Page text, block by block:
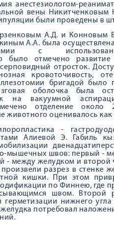
анестезиологом-
вены
были проведены в
А.Д. и Конновым
А.А. была
с
было отмечено
отросток.
кровоточивость,
бригадой
оболочка была
на вакуумной
отделение
животного оценивалось как
-
Алиевой Э. Габиль
мышечных швов: первый -
- между желудком и
разрез в стенке
кишки. При этом
по Финнею, где
швом. Второй
нижнего
потребовал